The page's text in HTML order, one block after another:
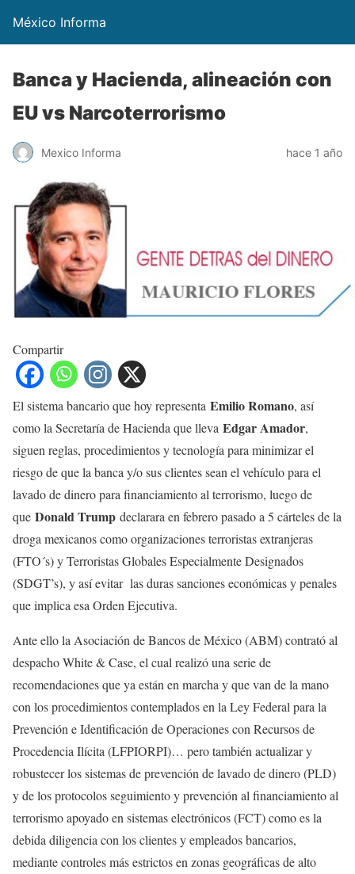
México Informa
Banca y Hacienda, alineación con
EU vs Narcoterrorismo
Mexico Informa hace 1 año
Compartir
El sistema bancario que hoy representa Emilio Romano, así
como la Secretaría de Hacienda que lleva Edgar Amador,
siguen reglas, procedimientos y tecnología para minimizar el
riesgo de que la banca y/o sus clientes sean el vehículo para el
lavado de dinero para financiamiento al terrorismo, luego de
que Donald Trump declarara en febrero pasado a 5 cárteles de la
droga mexicanos como organizaciones terroristas extranjeras
(FTO´s) y Terroristas Globales Especialmente Designados
(SDGT’s), y así evitar las duras sanciones económicas y penales
que implica esa Orden Ejecutiva.
Ante ello la Asociación de Bancos de México (ABM) contrató al
despacho White & Case, el cual realizó una serie de
recomendaciones que ya están en marcha y que van de la mano
con los procedimientos contemplados en la Ley Federal para la
Prevención e Identificación de Operaciones con Recursos de
Procedencia Ilícita (LFPIORPI)… pero también actualizar y
robustecer los sistemas de prevención de lavado de dinero (PLD)
y de los protocolos seguimiento y prevención al financiamiento al
terrorismo apoyado en sistemas electrónicos (FCT) como es la
debida diligencia con los clientes y empleados bancarios,
mediante controles más estrictos en zonas geográficas de alto